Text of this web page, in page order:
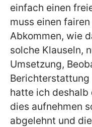
einfach einen
muss einen
Abkommen, wie
solche Klauseln,
Umsetzung,
Berichterstattung
hatte ich
dies aufnehmen
abgelehnt und